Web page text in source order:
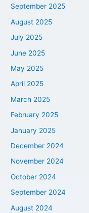
September 2025
August 2025
July 2025
June 2025
May 2025
April 2025
March 2025
February 2025
January 2025
December 2024
November 2024
October 2024
September 2024
August 2024